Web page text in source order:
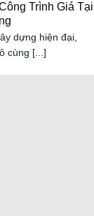
Trình Giá Tại
dựng hiện đại,
cùng [...]